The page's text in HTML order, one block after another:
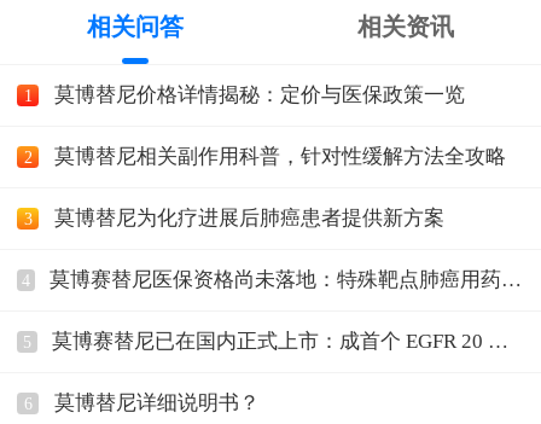
相关问答 相关资讯
1 莫博替尼价格详情揭秘：定价与医保政策一览
2 莫博替尼相关副作用科普，针对性缓解方法全攻略
3 莫博替尼为化疗进展后肺癌患者提供新方案
4 莫博赛替尼医保资格尚未落地：特殊靶点肺癌用药仍
需全额自费
5 莫博赛替尼已在国内正式上市：成首个 EGFR 20 号
外显子
6 莫博替尼详细说明书？